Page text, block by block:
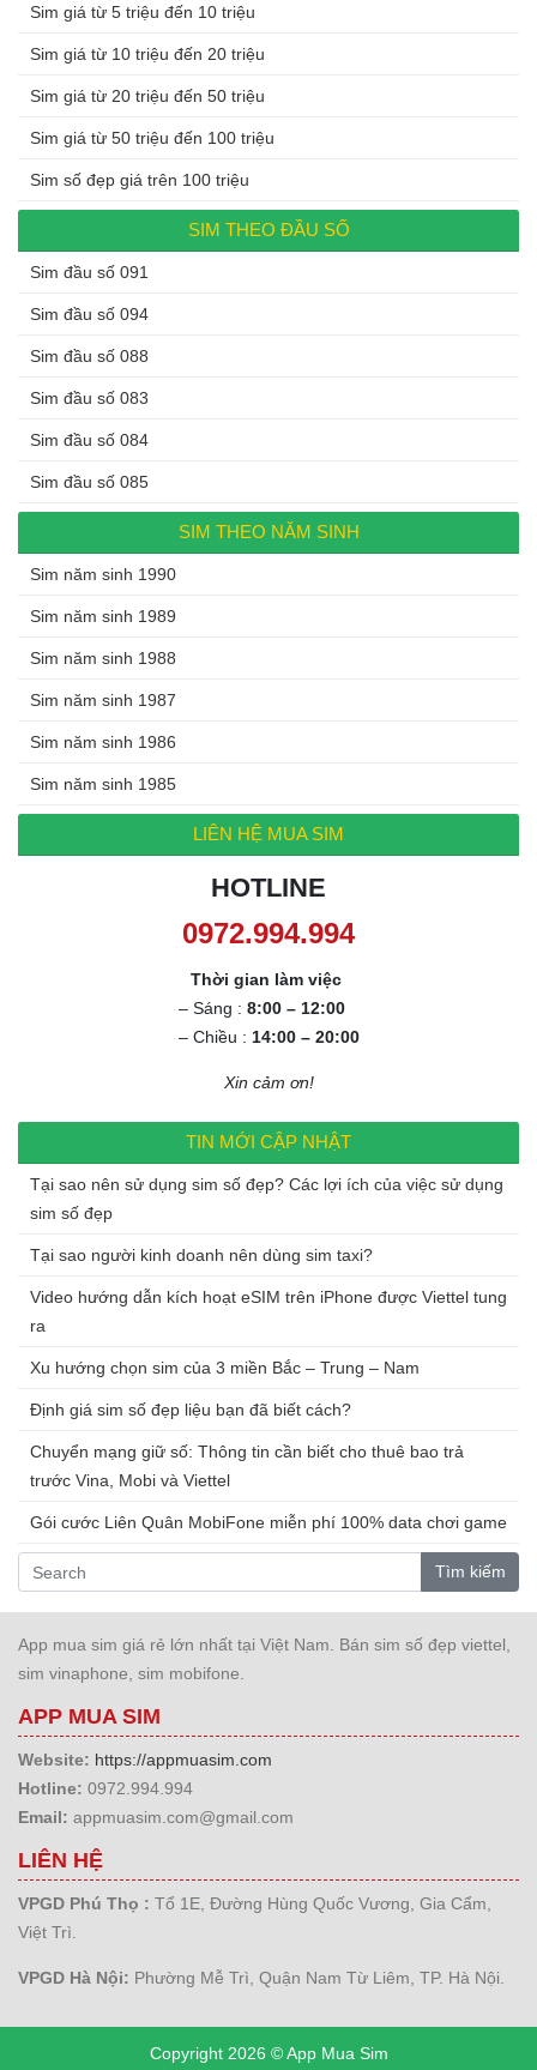
Sim giá từ 5 triệu đến 10 triệu
Sim giá từ 10 triệu đến 20 triệu
Sim giá từ 20 triệu đến 50 triệu
Sim giá từ 50 triệu đến 100 triệu
Sim số đẹp giá trên 100 triệu
SIM THEO ĐẦU SỐ
Sim đầu số 091
Sim đầu số 094
Sim đầu số 088
Sim đầu số 083
Sim đầu số 084
Sim đầu số 085
SIM THEO NĂM SINH
Sim năm sinh 1990
Sim năm sinh 1989
Sim năm sinh 1988
Sim năm sinh 1987
Sim năm sinh 1986
Sim năm sinh 1985
LIÊN HỆ MUA SIM
HOTLINE
Thời gian làm việc
– Sáng : 8:00 – 12:00
– Chiều : 14:00 – 20:00
Xin cảm ơn!
TIN MỚI CẬP NHẬT
Tại sao nên sử dụng sim số đẹp? Các lợi ích của việc sử dụng
sim số đẹp
Tại sao người kinh doanh nên dùng sim taxi?
Video hướng dẫn kích hoạt eSIM trên iPhone được Viettel tung
ra
Xu hướng chọn sim của 3 miền Bắc – Trung – Nam
Định giá sim số đẹp liệu bạn đã biết cách?
Chuyển mạng giữ số: Thông tin cần biết cho thuê bao trả
trước Vina, Mobi và Viettel
Gói cước Liên Quân MobiFone miễn phí 100% data chơi game
Tìm kiếm
App mua sim giá rẻ lớn nhất tại Việt Nam. Bán sim số đẹp viettel,
sim vinaphone, sim mobifone.
APP MUA SIM
Website: https://appmuasim.com
Hotline: 0972.994.994
Email: appmuasim.com@gmail.com
LIÊN HỆ
VPGD Phú Thọ : Tổ 1E, Đường Hùng Quốc Vương, Gia Cẩm,
Việt Trì.
VPGD Hà Nội: Phường Mễ Trì, Quận Nam Từ Liêm, TP. Hà Nội.
Copyright 2026 © App Mua Sim